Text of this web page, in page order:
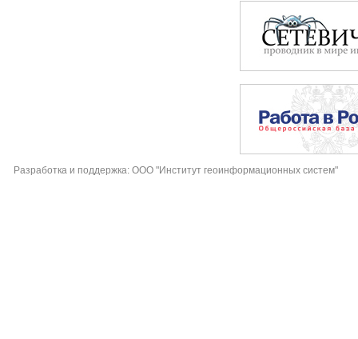
Разработка и поддержка: ООО "Институт геоинформационных систем"